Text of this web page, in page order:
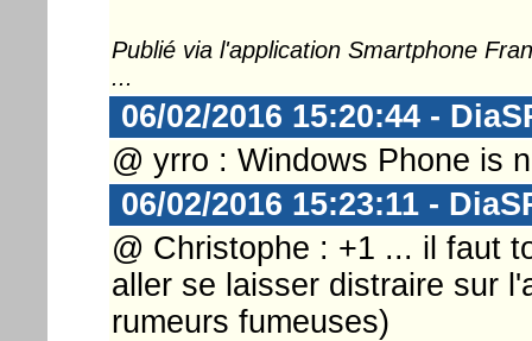
Publié via l'application Smartphone
...
06/02/2016 15:20:44 -
@ yrro : Windows Phone is
06/02/2016 15:23:11 -
@ Christophe : +1 ... il faut
aller se laisser distraire sur
rumeurs fumeuses)